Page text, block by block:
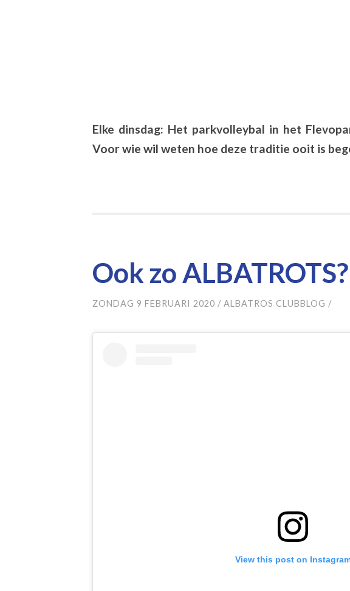
Elke dinsdag: Het parkvolleybal in het
Voor wie wil weten hoe deze traditie ooit is
Ook zo ALBATROTS?
ZONDAG 9 FEBRUARI 2020 / ALBATROS CLUBBLOG /
View this post on